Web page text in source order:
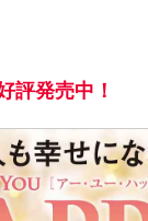
評発売中！